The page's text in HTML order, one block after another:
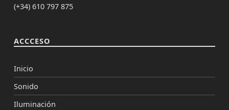
(+34) 610 797 875
ACCCESO
Inicio
Sonido
Iluminación